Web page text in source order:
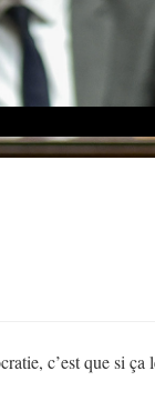
c’est que si